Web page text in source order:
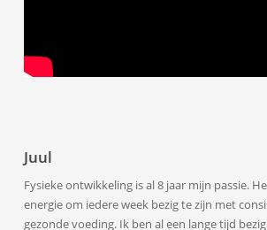
Juul
Fysieke ontwikkeling is al 8 jaar mijn passie.
energie om iedere week bezig te zijn met
gezonde voeding. Ik ben al een lange tijd